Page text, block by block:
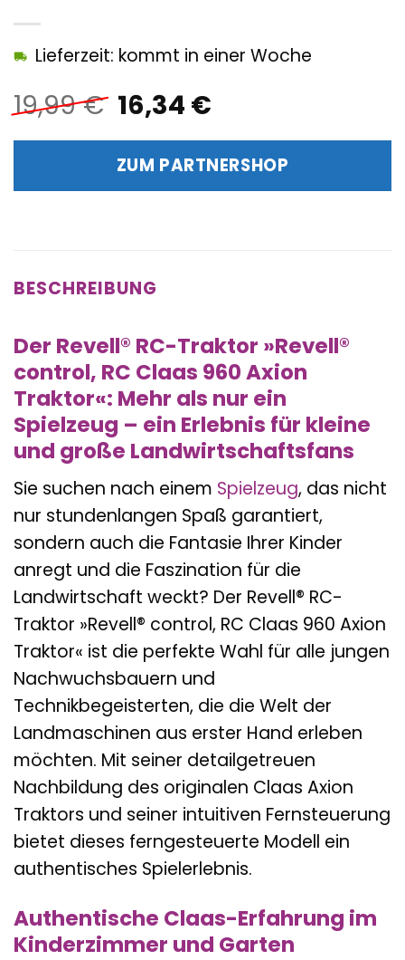
19,99€ Ursprünglicher
Preis
war:
19,99 €
16,34 €Aktueller
ist:
16,34 €.
Lieferzeit: kommt in einer Woche
ZUM PARTNERSHOP
BESCHREIBUNG
Der Revell® RC-Traktor »Revell®
control, RC Claas 960 Axion
Traktor«: Mehr als nur ein
Spielzeug – ein Erlebnis für kleine
und große Landwirtschaftsfans
Sie suchen nach einem Spielzeug, das nicht
nur stundenlangen Spaß garantiert,
sondern auch die Fantasie Ihrer Kinder
anregt und die Faszination für die
Landwirtschaft weckt? Der Revell® RC-
Traktor »Revell® control, RC Claas 960 Axion
Traktor« ist die perfekte Wahl für alle jungen
Nachwuchsbauern und
Technikbegeisterten, die die Welt der
Landmaschinen aus erster Hand erleben
möchten. Mit seiner detailgetreuen
Nachbildung des originalen Claas Axion
Traktors und seiner intuitiven Fernsteuerung
bietet dieses ferngesteuerte Modell ein
authentisches Spielerlebnis.
Authentische Claas-Erfahrung im
Kinderzimmer und Garten